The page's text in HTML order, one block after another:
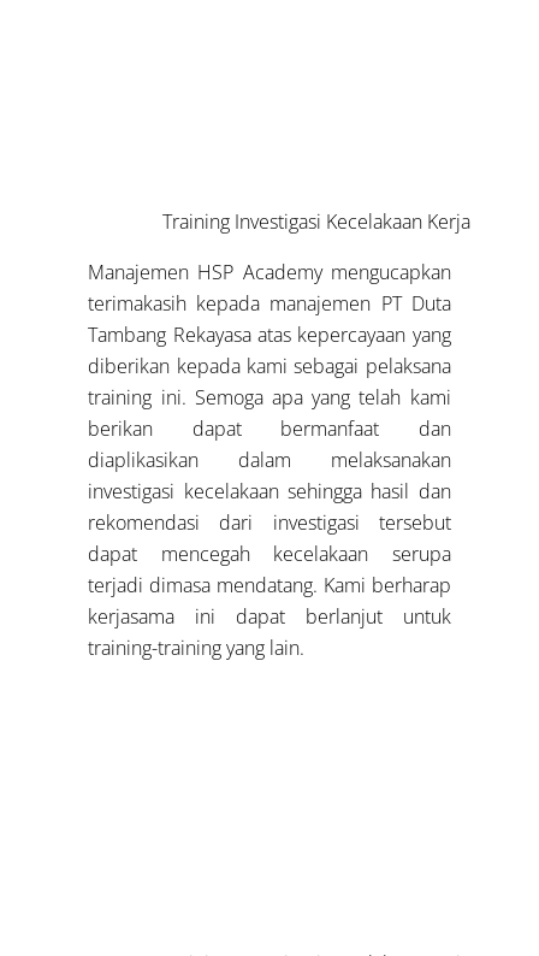
Training Investigasi Kecelakaan Kerja
Manajemen HSP Academy mengucapkan
terimakasih kepada manajemen PT Duta
Tambang Rekayasa atas kepercayaan yang
diberikan kepada kami sebagai pelaksana
training ini. Semoga apa yang telah kami
berikan dapat bermanfaat dan
diaplikasikan dalam melaksanakan
investigasi kecelakaan sehingga hasil dan
rekomendasi dari investigasi tersebut
dapat mencegah kecelakaan serupa
terjadi dimasa mendatang. Kami berharap
kerjasama ini dapat berlanjut untuk
training-training yang lain.